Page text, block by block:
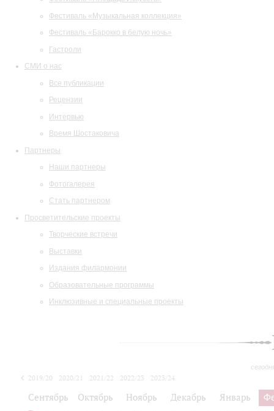
Фестиваль «Музыкальная коллекция»
Фестиваль «Барокко в белую ночь»
Гастроли
СМИ о нас
Все публикации
Рецензии
Интервью
Время Шостаковича
Партнеры
Наши партнеры
Фотогалерея
Стать партнером
Просветительские проекты
Творческие встречи
Выставки
Издания филармонии
Образовательные программы
Инклюзивные и специальные проекты
2019/20 2020/21 2021/22 2022/23
2023/24
Сентябрь Октябрь Ноябрь Декабрь Январь